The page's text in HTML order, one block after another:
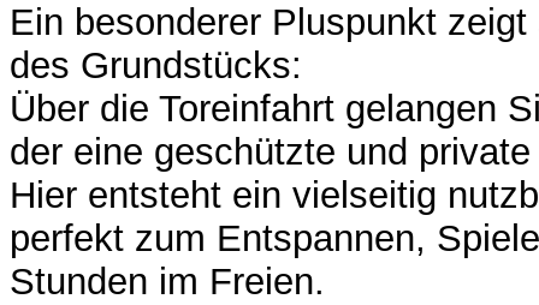
Ein besonderer Pluspunkt
des Grundstücks:
Über die Toreinfahrt gelangen
der eine geschützte und
Hier entsteht ein vielseitig
perfekt zum Entspannen,
Stunden im Freien.